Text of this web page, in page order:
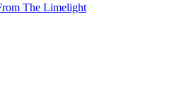
The Limelight